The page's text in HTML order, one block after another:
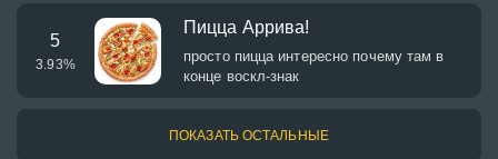
5
3.93%
Пицца Аррива!
просто пицца интересно почему там в
конце воскл-знак
ПОКАЗАТЬ ОСТАЛЬНЫЕ